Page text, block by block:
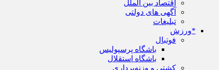
اقتصاد بین الملل
آگهی های دولتی
تبلیغات
*ورزش
فوتبال
باشگاه پرسپولیس
باشگاه استقلال
کشتی و وزنه‌برداری